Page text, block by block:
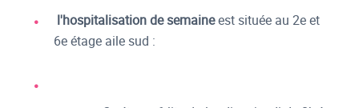
l'hospitalisation de semaineest située au 2e et
6e étage aile sud :